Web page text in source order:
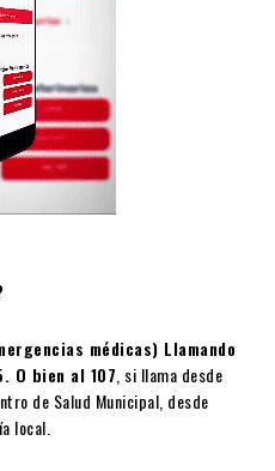
médicas) Llamando
O bien al 107, si llama desde
de Salud Municipal, desde
local.